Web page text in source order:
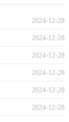
2024-12-28
2024-12-28
2024-12-28
2024-12-28
2024-12-28
2024-12-28